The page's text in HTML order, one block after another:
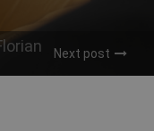
Next post